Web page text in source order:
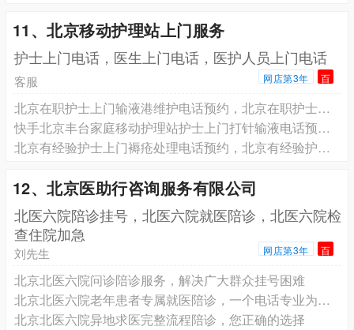
11、北京移动护理站上门服务
护士上门电话，医生上门电话，医护人员上门电话
客服 网店第3年 百
北京在职护士上门输液港维护电话预约，北京在职护士上门更换鼻饲管胃管电话预约，北京在职护士上门更换尿管电话预约
快手北京丰台家庭移动护理站护士上门打针输液电话预约 专业服务 收费合理
北京有经验护士上门褥疮处理电话预约，北京有经验护士上门气切患者护理电话预约，北京有经验护士上门吸痰排痰护理电话预约
12、北京医助行咨询服务有限公司
北医六院陪诊挂号，北医六院就医陪诊，北医六院检
查住院加急
刘先生 网店第3年 百
北京北医六院问诊陪诊服务，解决广大群众挂号困难
北京北医六院老年患者专属就医陪诊，一个电话专业为您服务
北京北医六院异地求医完整流程陪诊，您正确的选择